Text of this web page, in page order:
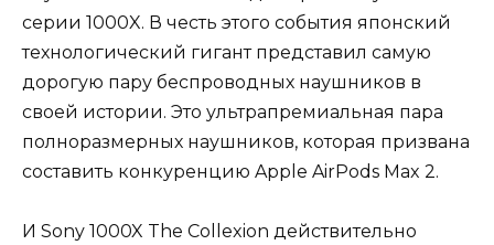
серии 1000X. В честь этого события японский
технологический гигант представил самую
дорогую пару беспроводных наушников в
своей истории. Это ультрапремиальная пара
полноразмерных наушников, которая призвана
составить конкуренцию Apple AirPods Max 2.
И Sony 1000X The Collexion действительно